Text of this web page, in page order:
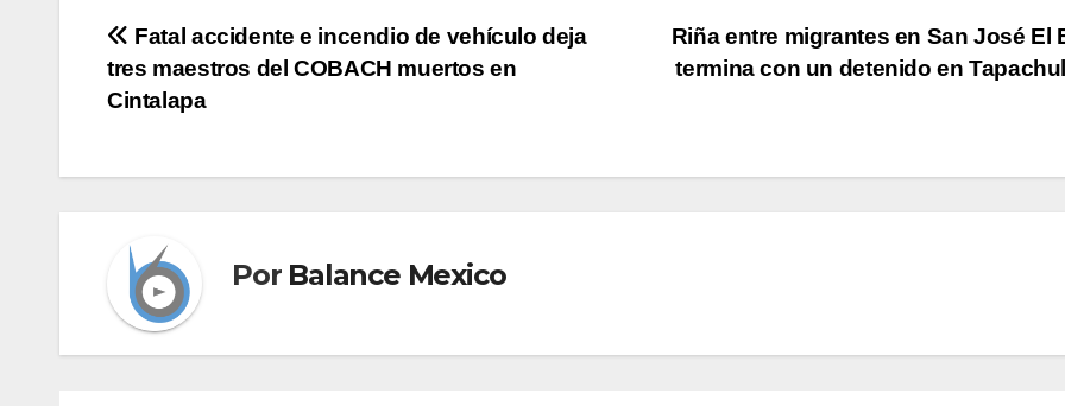
Navegación
de
Riña entre migrantes en San José El
termina con un detenido en
Fatal accidente e incendio de vehículo deja
tres maestros del COBACH muertos en
Cintalapa
Por Balance Mexico